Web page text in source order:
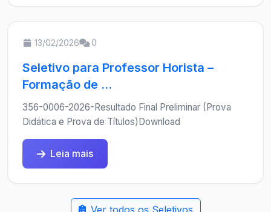
13/02/2026 0
Seletivo para Professor Horista –
Formação de ...
356-0006-2026-Resultado Final Preliminar (Prova
Didática e Prova de Títulos)Download
Leia mais
Ver todos os Seletivos